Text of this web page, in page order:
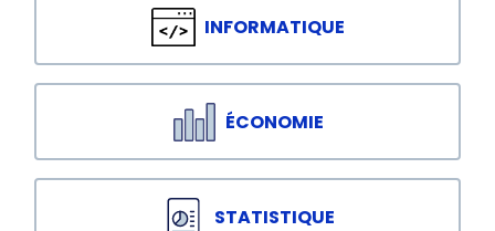
INFORMATIQUE
ÉCONOMIE
STATISTIQUE